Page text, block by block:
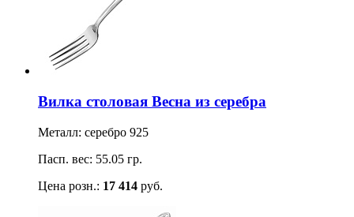
Вилка столовая Весна из серебра
Металл: серебро 925
Пасп. вес: 55.05 гр.
Цена розн.: 17 414 руб.